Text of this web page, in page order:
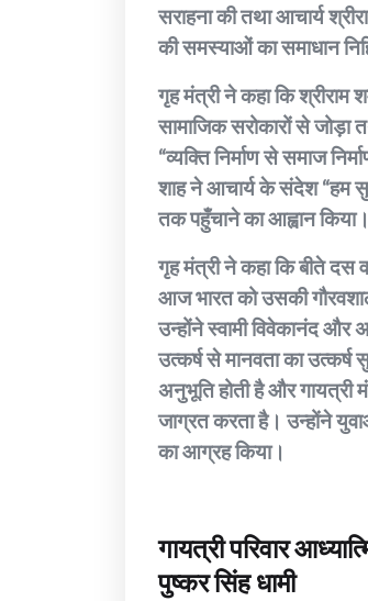
सराहना की तथा आचार्य
की समस्याओं का समाधान
गृह मंत्री ने कहा कि श्रीराम
सामाजिक सरोकारों से
“व्यक्ति निर्माण से समाज
शाह ने आचार्य के संदेश “हम
तक पहुँचाने का आह्वान किया।
गृह मंत्री ने कहा कि बीते दस
आज भारत को उसकी
उन्होंने स्वामी विवेकानंद
उत्कर्ष से मानवता का उत्कर्ष
अनुभूति होती है और गायत्री
जाग्रत करता है। उन्होंने
का आग्रह किया।
गायत्री परिवार
पुष्कर सिंह धामी